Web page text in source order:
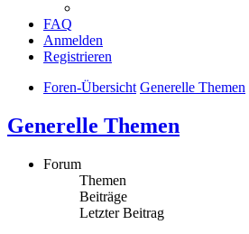
FAQ
Anmelden
Registrieren
Foren-Übersicht Generelle Themen
Generelle Themen
Forum
Themen
Beiträge
Letzter Beitrag